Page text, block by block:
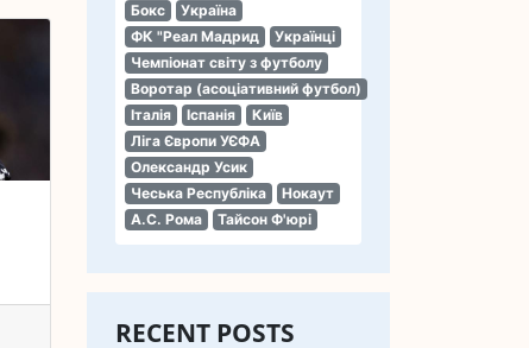
Бокс
Україна
ФК "Реал Мадрид
Українці
Чемпіонат світу з футболу
Воротар (асоціативний футбол)
Італія
Іспанія
Київ
Ліга Європи УЄФА
Олександр Усик
Чеська Республіка
Нокаут
А.С. Рома
Тайсон Ф'юрі
RECENT POSTS